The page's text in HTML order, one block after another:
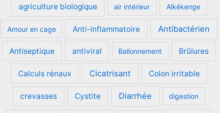
agriculture biologique air intérieur Alkékenge
Amour en cage Anti-inflammatoire Antibactérien
Antiseptique antiviral Ballonnement Brûlures
Calculs rénaux Cicatrisant Colon irritable
crevasses Cystite Diarrhée digestion